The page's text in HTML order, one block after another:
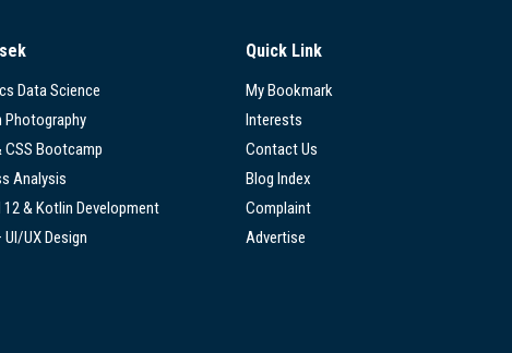
Data Science
Photography
CSS Bootcamp
Analysis
12 & Kotlin Development
UI/UX Design
Quick Link
My Bookmark
Interests
Contact Us
Blog Index
Complaint
Advertise